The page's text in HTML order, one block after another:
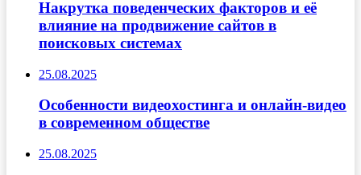
Накрутка поведенческих факторов и её
влияние на продвижение сайтов в
поисковых системах
25.08.2025
Особенности видеохостинга и онлайн-видео
в современном обществе
25.08.2025